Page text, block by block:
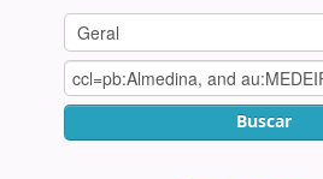
Buscar